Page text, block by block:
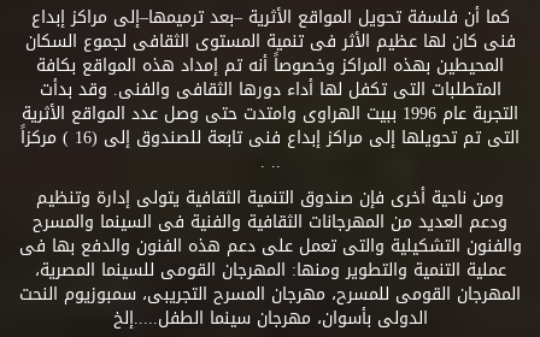
كما أن فلسفة تحويل المواقع الأثرية –بعد ترميمها–إلى مراكز إبداع
فنى كان لها عظيم الأثر فى تنمية المستوى الثقافى لجموع السكان
المحيطين بهذه المراكز وخصوصاً أنه تم إمداد هذه المواقع بكافة
المتطلبات التى تكفل لها أداء دورها الثقافى والفنى. وقد بدأت
التجربة عام 1996 ببيت الهراوى وامتدت حتى وصل عدد المواقع الأثرية
التى تم تحويلها إلى مراكز إبداع فنى تابعة للصندوق إلى (16 ) مركزاً
.. .
ومن ناحية أخرى فإن صندوق التنمية الثقافية يتولى إدارة وتنظيم
ودعم العديد من المهرجانات الثقافية والفنية فى السينما والمسرح
والفنون التشكيلية والتى تعمل على دعم هذه الفنون والدفع بها فى
عملية التنمية والتطوير ومنها: المهرجان القومى للسينما المصرية،
المهرجان القومى للمسرح، مهرجان المسرح التجريبى، سمبوزيوم النحت
الدولى بأسوان، مهرجان سينما الطفل.....إلخ